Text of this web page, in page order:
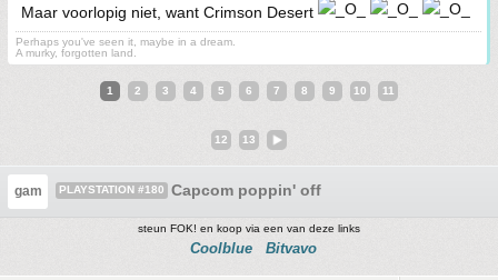
Maar voorlopig niet, want Crimson Desert
Perhaps you've seen it, maybe in a dream.
A murky, forgotten land.
1 2 3 4 5 6 7 8 9 10 11
12 13
gam PLAYSTATION #180 Capcom poppin' off
steun FOK! en koop via een van deze links
Coolblue Bitvavo